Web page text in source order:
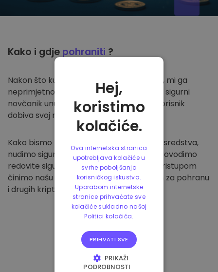
Kako i gdje pohraniti ?
Nakon što kupite na Kriptomat platformi , mi ga
neprimjetno prenosimo u vaš namjenski i sigurni
novčanik unutar naše platforme. Svaki korisnik
dobiva svoj novčanik.
Kako bismo zaštitili naše klijente i njihova sredstva,
nudimo sigurnu izvanmrežnu pohranu i provodimo
redovite sigurnosne provjere. Ovakvim pristupom
činimo našu platformu sigurnim mjestom za pohranu
i drugih kriptovaluta.
Hej,
koristimo
kolačiće.
Ova internetska stranica
upotrebljava kolačiće u
svrhe poboljšanja
korisničkog iskustva.
Uporabom internetske
stranice prihvaćate sve
kolačiće sukladno našoj
Politici kolačića.
PRIHVATI SVE
PRIKAŽI
PODROBNOSTI